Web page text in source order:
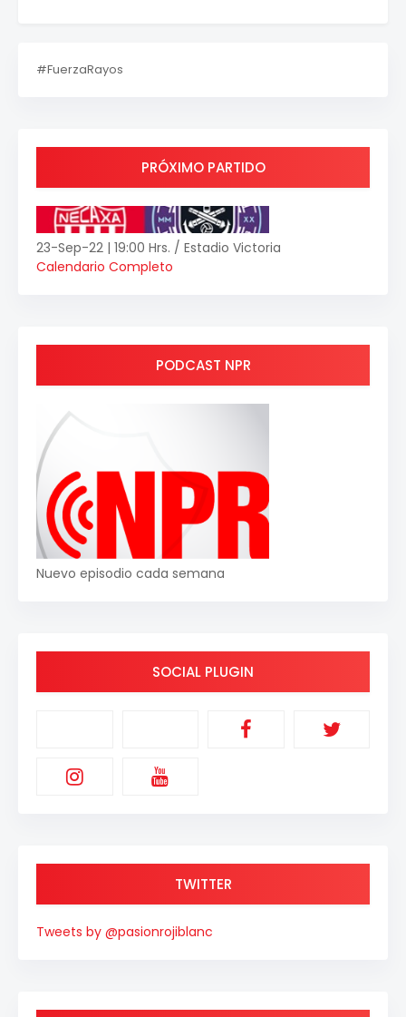
#FuerzaRayos
PRÓXIMO PARTIDO
23-Sep-22 | 19:00 Hrs. / Estadio Victoria
Calendario Completo
PODCAST NPR
Nuevo episodio cada semana
SOCIAL PLUGIN
TWITTER
Tweets by @pasionrojiblanc